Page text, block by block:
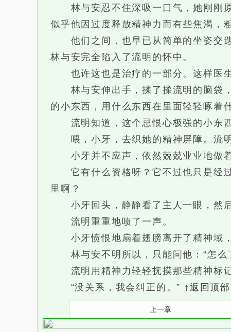
林与安忍不住深吸一口气，她刚刚原
似乎他因过度释放精神力而有些焦渴，
他们之间，也早已从简单的坐姿交迭
林与安完全陷入了流明的怀中。
也许这也是治疗的一部分。这样医生
林与安伸出手，揉了揉流明的脑袋，
的小东西，用什么东西在里面轻轻啄着
流明知道，这个忌恨心极强的小东西
喂，小牙，去织她的精神屏障。流明
小牙并不应声，依然兢兢业业地做着
它有什么资格呀？它不过也只是经过
里啊？
小牙回头，静静看了主人一眼，然后
流明重重地啧了一声。
小牙愤恨地扇着翅膀离开了精神域，
林与安不明所以，只能问他：“怎么
流明用精神力轻轻抚摸那些精神标记
“没关系，我会纠正的。” ↑返回顶部
上一章